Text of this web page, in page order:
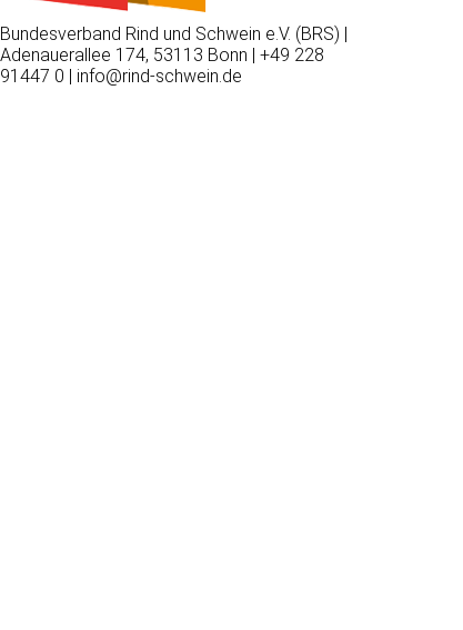
Bundesverband Rind und Schwein e.V. (BRS) |
Adenauerallee 174, 53113 Bonn | +49 228
91447 0 | info@rind-schwein.de